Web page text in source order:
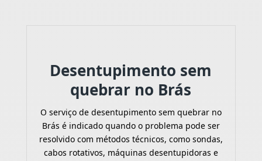
Desentupimento sem
quebrar no Brás
O serviço de desentupimento sem quebrar no
Brás é indicado quando o problema pode ser
resolvido com métodos técnicos, como sondas,
cabos rotativos, máquinas desentupidoras e